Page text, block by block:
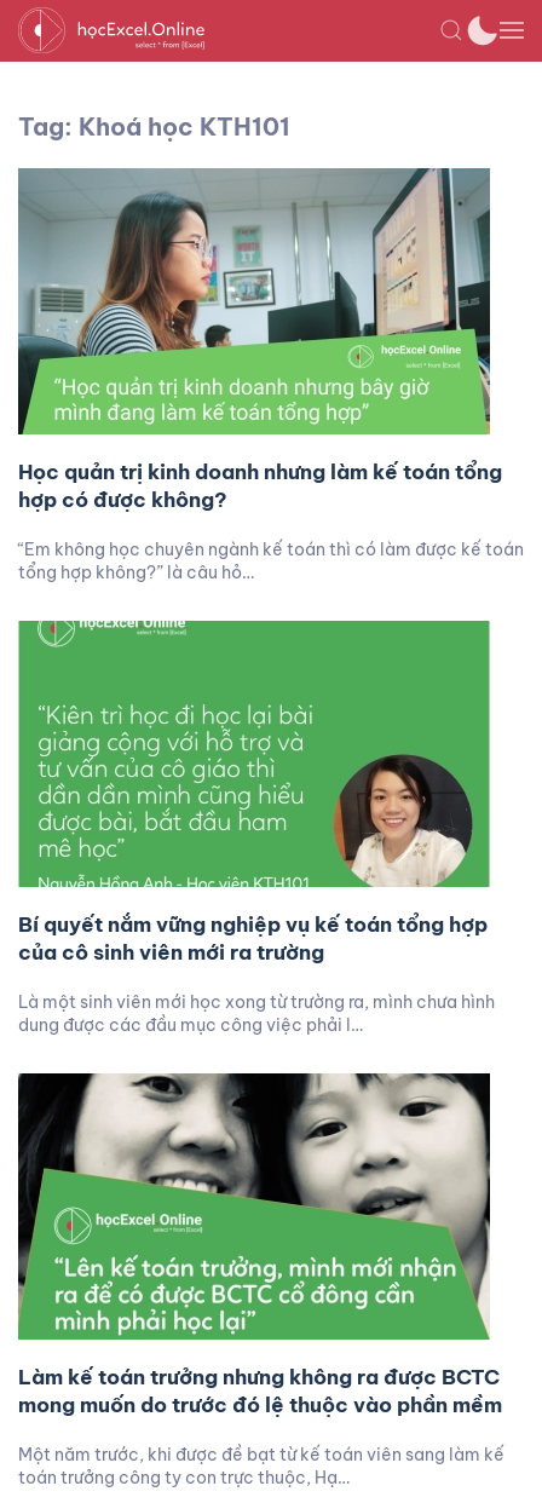
Tag: Khoá học KTH101
Học quản trị kinh doanh nhưng làm kế toán tổng
hợp có được không?
“Em không học chuyên ngành kế toán thì có làm được kế toán
tổng hợp không?” là câu hỏ…
Bí quyết nắm vững nghiệp vụ kế toán tổng hợp
của cô sinh viên mới ra trường
Là một sinh viên mới học xong từ trường ra, mình chưa hình
dung được các đầu mục công việc phải l…
Làm kế toán trưởng nhưng không ra được BCTC
mong muốn do trước đó lệ thuộc vào phần mềm
Một năm trước, khi được đề bạt từ kế toán viên sang làm kế
toán trưởng công ty con trực thuộc, Hạ…